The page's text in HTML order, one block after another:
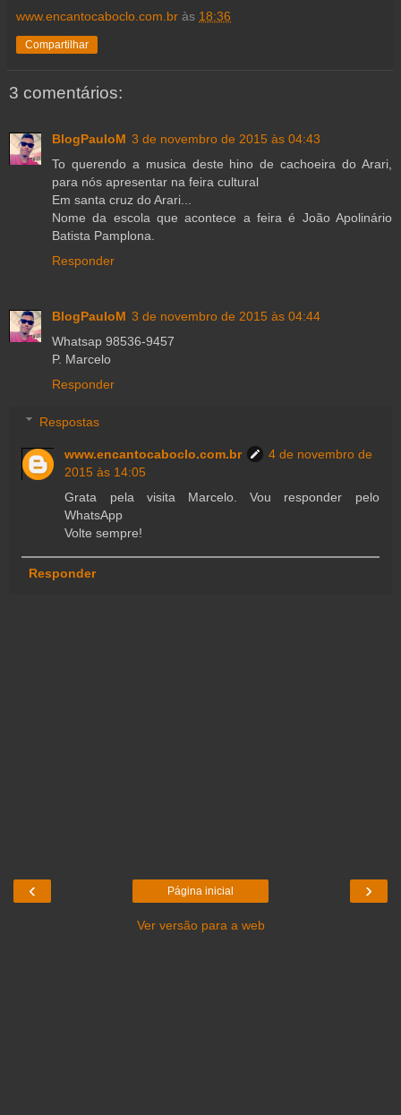
www.encantocaboclo.com.br às 18:36
Compartilhar
3 comentários:
BlogPauloM 3 de novembro de 2015 às 04:43
To querendo a musica deste hino de cachoeira do Arari,
para nós apresentar na feira cultural
Em santa cruz do Arari...
Nome da escola que acontece a feira é João Apolinário
Batista Pamplona.
Responder
BlogPauloM 3 de novembro de 2015 às 04:44
Whatsap 98536-9457
P. Marcelo
Responder
Respostas
www.encantocaboclo.com.br
4 de novembro de
2015 às 14:05
Grata pela visita Marcelo. Vou responder pelo
WhatsApp
Volte sempre!
Responder
‹ ›
Página inicial
Ver versão para a web